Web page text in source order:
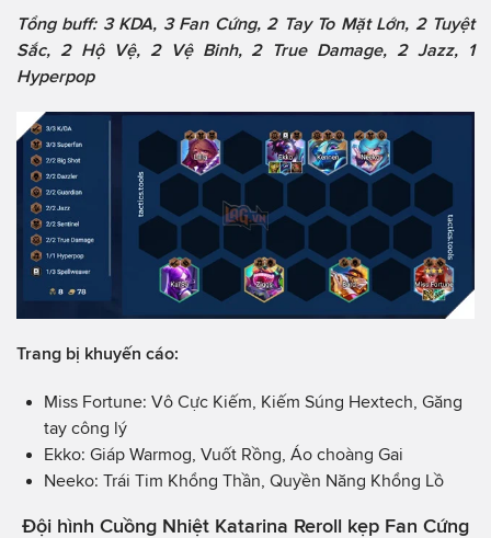
Tổng buff: 3 KDA, 3 Fan Cứng, 2 Tay To Mặt Lớn, 2 Tuyệt
Sắc, 2 Hộ Vệ, 2 Vệ Binh, 2 True Damage, 2 Jazz, 1
Hyperpop
Trang bị khuyến cáo:
Miss Fortune: Vô Cực Kiếm, Kiếm Súng Hextech, Găng
tay công lý
Ekko: Giáp Warmog, Vuốt Rồng, Áo choàng Gai
Neeko: Trái Tim Khổng Thần, Quyền Năng Khổng Lồ
Đội hình Cuồng Nhiệt Katarina Reroll kẹp Fan Cứng